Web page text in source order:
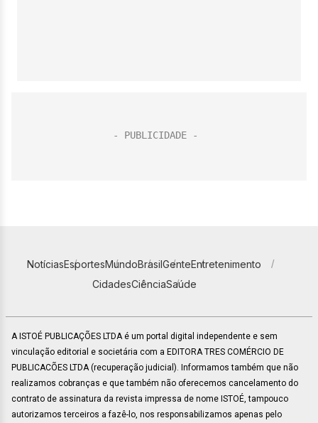
NotíciasEsportesMundoBrasilGenteEntretenimento
CidadesCiênciaSaúde
A ISTOÉ PUBLICAÇÕES LTDA é um portal digital independente e sem
vinculação editorial e societária com a EDITORA TRES COMÉRCIO DE
PUBLICACÕES LTDA (recuperação judicial). Informamos também que não
realizamos cobranças e que também não oferecemos cancelamento do
contrato de assinatura da revista impressa de nome ISTOÉ, tampouco
autorizamos terceiros a fazê-lo, nos responsabilizamos apenas pelo